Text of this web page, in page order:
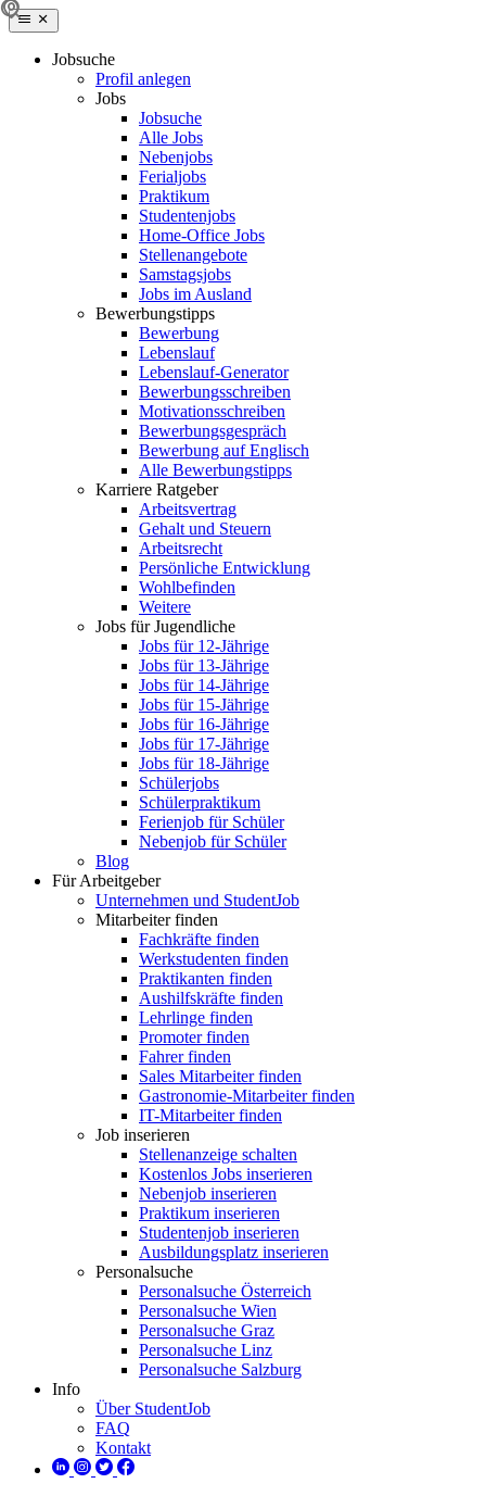
Jobsuche
Profil anlegen
Jobs
Jobsuche
Alle Jobs
Nebenjobs
Ferialjobs
Praktikum
Studentenjobs
Home-Office Jobs
Stellenangebote
Samstagsjobs
Jobs im Ausland
Bewerbungstipps
Bewerbung
Lebenslauf
Lebenslauf-Generator
Bewerbungsschreiben
Motivationsschreiben
Bewerbungsgespräch
Bewerbung auf Englisch
Alle Bewerbungstipps
Karriere Ratgeber
Arbeitsvertrag
Gehalt und Steuern
Arbeitsrecht
Persönliche Entwicklung
Wohlbefinden
Weitere
Jobs für Jugendliche
Jobs für 12-Jährige
Jobs für 13-Jährige
Jobs für 14-Jährige
Jobs für 15-Jährige
Jobs für 16-Jährige
Jobs für 17-Jährige
Jobs für 18-Jährige
Schülerjobs
Schülerpraktikum
Ferienjob für Schüler
Nebenjob für Schüler
Blog
Für Arbeitgeber
Unternehmen und StudentJob
Mitarbeiter finden
Fachkräfte finden
Werkstudenten finden
Praktikanten finden
Aushilfskräfte finden
Lehrlinge finden
Promoter finden
Fahrer finden
Sales Mitarbeiter finden
Gastronomie-Mitarbeiter finden
IT-Mitarbeiter finden
Job inserieren
Stellenanzeige schalten
Kostenlos Jobs inserieren
Nebenjob inserieren
Praktikum inserieren
Studentenjob inserieren
Ausbildungsplatz inserieren
Personalsuche
Personalsuche Österreich
Personalsuche Wien
Personalsuche Graz
Personalsuche Linz
Personalsuche Salzburg
Info
Über StudentJob
FAQ
Kontakt